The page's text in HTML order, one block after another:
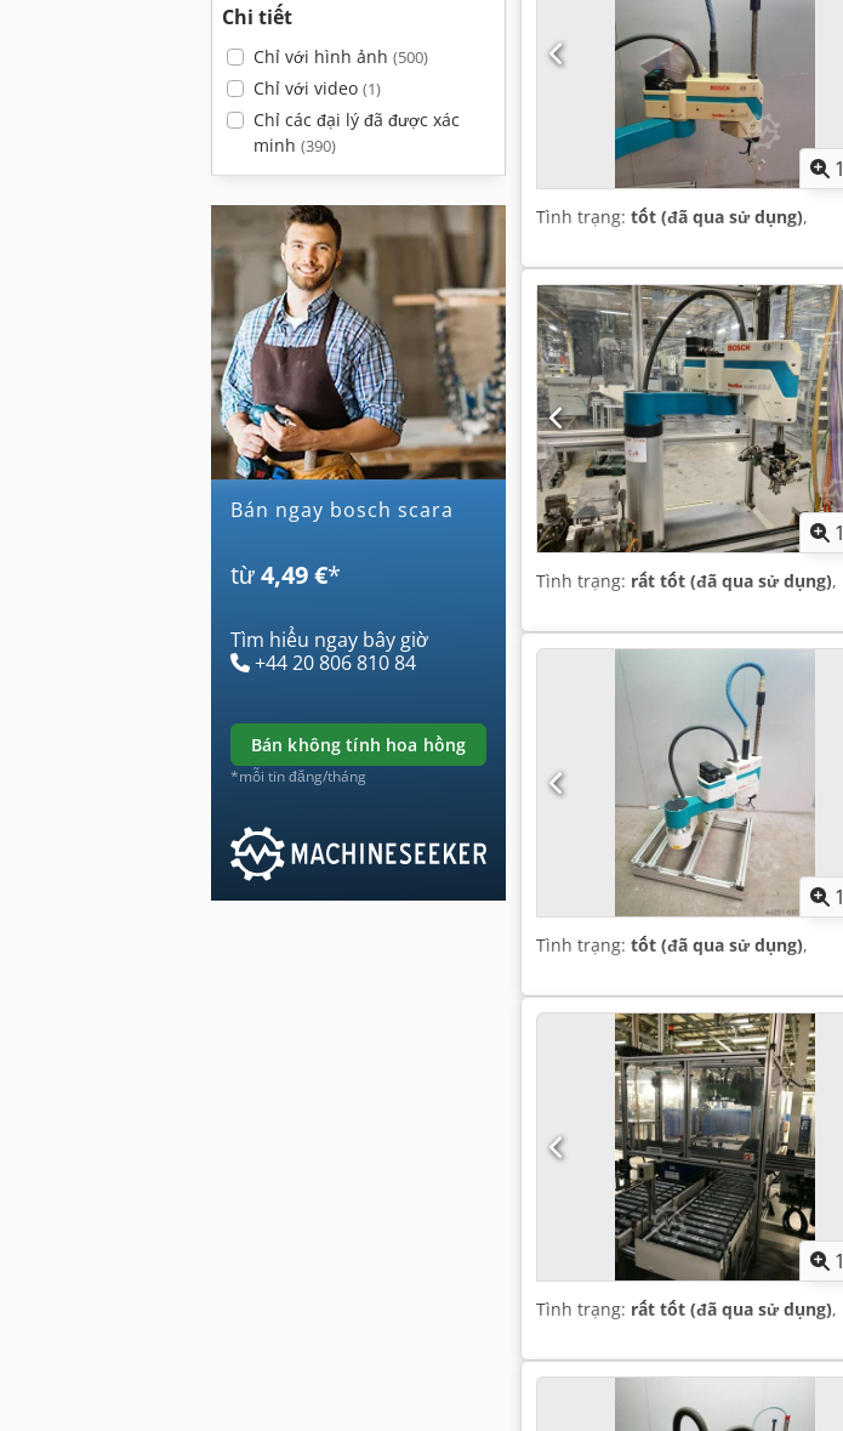
Chi tiết
Chỉ với hình ảnh (500)
Chỉ với video (1)
Chỉ các đại lý đã được xác
minh (390)
Bán ngay bosch scara
từ4,49 €*
Tìm hiểu ngay bây giờ
+44 20 806 810 84
bán không tính hoa hồng
*mỗi tin đăng/tháng
1
Tình trạng: tốt (đã qua sử dụng),
1
Tình trạng: rất tốt (đã qua sử dụng),
1
Tình trạng: tốt (đã qua sử dụng),
1
Tình trạng: rất tốt (đã qua sử dụng),